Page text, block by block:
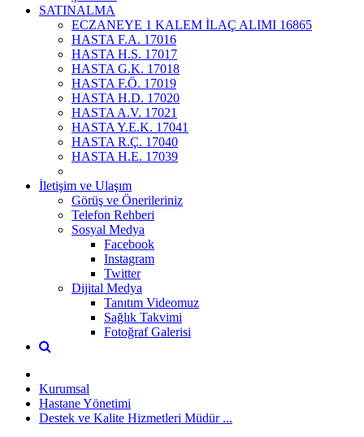
SATINALMA
ECZANEYE 1 KALEM İLAÇ ALIMI 16865
HASTA F.A. 17016
HASTA H.S. 17017
HASTA G.K. 17018
HASTA F.Ö. 17019
HASTA H.D. 17020
HASTA A.V. 17021
HASTA Y.E.K. 17041
HASTA R.Ç. 17040
HASTA H.E. 17039
İletişim ve Ulaşım
Görüş ve Önerileriniz
Telefon Rehberi
Sosyal Medya
Facebook
Instagram
Twitter
Dijital Medya
Tanıtım Videomuz
Sağlık Takvimi
Fotoğraf Galerisi
Kurumsal
Hastane Yönetimi
Destek ve Kalite Hizmetleri Müdür ...